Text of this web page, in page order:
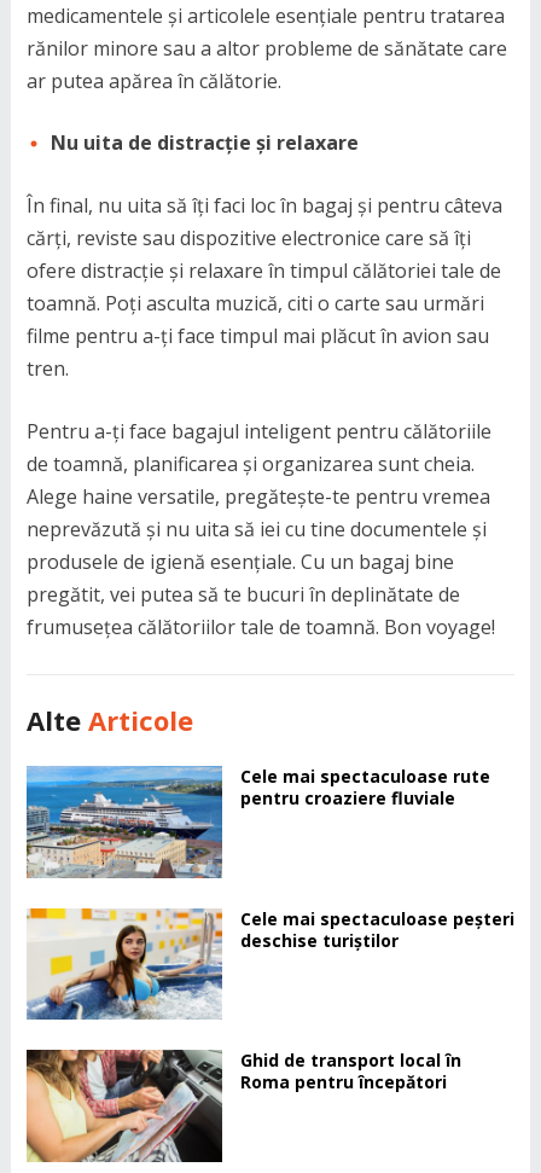
medicamentele și articolele esențiale pentru tratarea
rănilor minore sau a altor probleme de sănătate care
ar putea apărea în călătorie.
Nu uita de distracție și relaxare
În final, nu uita să îți faci loc în bagaj și pentru câteva
cărți, reviste sau dispozitive electronice care să îți
ofere distracție și relaxare în timpul călătoriei tale de
toamnă. Poți asculta muzică, citi o carte sau urmări
filme pentru a-ți face timpul mai plăcut în avion sau
tren.
Pentru a-ți face bagajul inteligent pentru călătoriile
de toamnă, planificarea și organizarea sunt cheia.
Alege haine versatile, pregătește-te pentru vremea
neprevăzută și nu uita să iei cu tine documentele și
produsele de igienă esențiale. Cu un bagaj bine
pregătit, vei putea să te bucuri în deplinătate de
frumusețea călătoriilor tale de toamnă. Bon voyage!
Alte Articole
Cele mai spectaculoase rute
pentru croaziere fluviale
Cele mai spectaculoase peșteri
deschise turiștilor
Ghid de transport local în
Roma pentru începători